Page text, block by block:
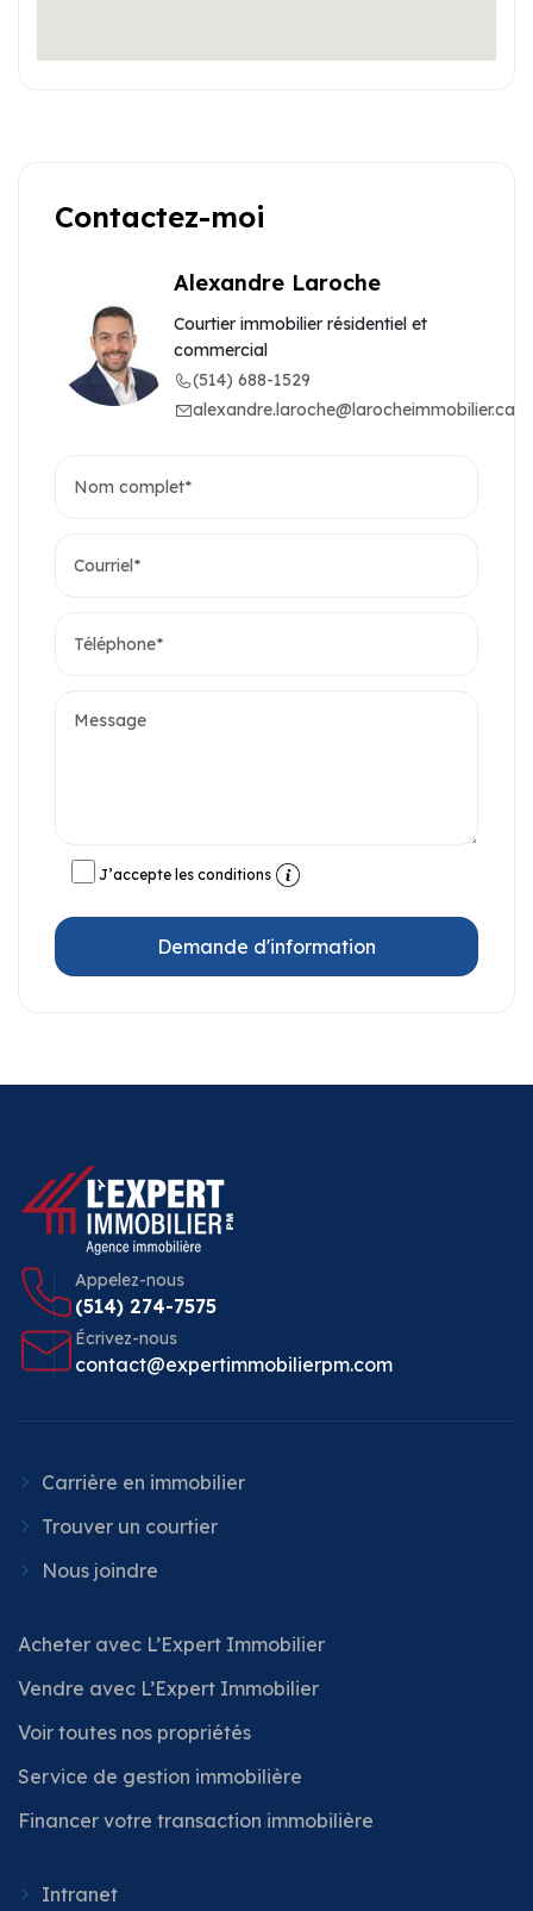
Contactez-moi
Alexandre Laroche
Courtier immobilier résidentiel et
commercial
(514) 688-1529
alexandre.laroche@larocheimmobilier.ca
J’accepte les conditions
Demande d'information
Appelez-nous
(514) 274-7575
Écrivez-nous
contact@expertimmobilierpm.com
Carrière en immobilier
Trouver un courtier
Nous joindre
Acheter avec L’Expert Immobilier
Vendre avec L’Expert Immobilier
Voir toutes nos propriétés
Service de gestion immobilière
Financer votre transaction immobilière
Intranet